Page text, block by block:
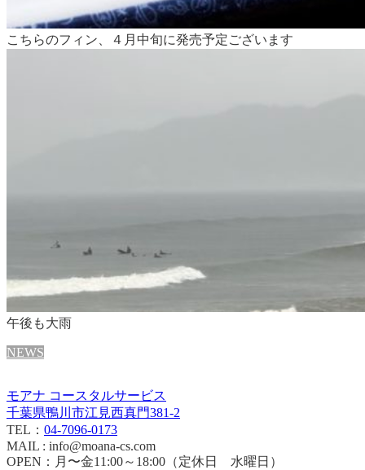
こちらのフィン、４月中旬に発売予定ございます
午後も大雨
NEWS
モアナ コースタルサービス
千葉県鴨川市江見西真門381-2
TEL： 04-7096-0173
MAIL : info@moana-cs.com
OPEN：月〜金11:00～18:00（定休日 水曜日）